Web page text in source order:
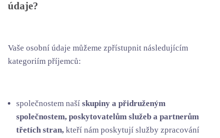
údaje?
Vaše osobní údaje můžeme zpřístupnit následujícím
kategoriím příjemců:
společnostem našískupiny a přidruženým
společnostem, poskytovatelům služeb a partnerům
třetích stran,kteří nám poskytují služby zpracování